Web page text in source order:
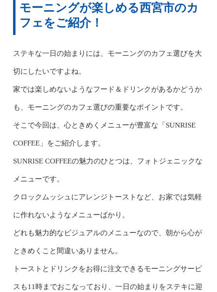
モーニングが楽しめる西宮市のカ
フェをご紹介！
ステキな一日の始まりには、モーニングのカフェ選びを大
切にしたいですよね。
家では楽しめないようなフード＆ドリンクがあるかどうか
も、モーニングのカフェ選びの重要なポイントです。
そこで今回は、心ときめくメニューが豊富な「SUNRISE
COFFEE」をご紹介します。
SUNRISE COFFEEの魅力のひとつは、フォトジェニックな
メニューです。
クロックムッシュにアレンジトーストなど、お家では気軽
に作れないようなメニューばかり。
どれも魅力的なビジュアルのメニューなので、朝から心が
ときめくこと間違いありません。
トーストとドリンクをお得に注文できるモーニングサービ
スも11時までおこなっており、一日の始まりをステキに迎